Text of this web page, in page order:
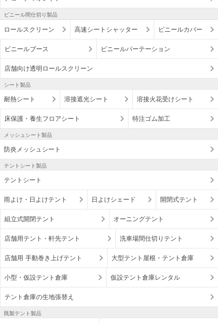
ビニール間仕切り製品
ロールスクリーン 高速シートシャッター ビニールカバー
ビニールブース ビニールパーテーション
店舗向け透明ロールスクリーン
シート製品
耐熱シート 溶接遮光シート 溶接火花受けシート
床保護・養生フロアシート 特注ゴム加工
メッシュシート製品
防炎メッシュシート
テントシート製品
テントシート
雨よけ・日よけテント 日よけシェード 開閉式テント
組立式開閉テント オーニングテント
店舗用テント・軒先テント 洗車場間仕切りテント
店舗用 手動巻き上げテント 大型テント屋根・テント倉庫
小型・仮設テント倉庫 仮設テント倉庫レンタル
テント倉庫の生地張替え
既製テント製品